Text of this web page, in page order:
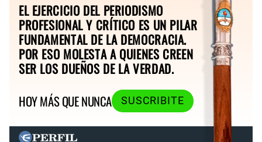
EL EJERCICIO DEL PERIODISMO
PROFESIONAL Y CRÍTICO ES UN PILAR
FUNDAMENTAL DE LA DEMOCRACIA.
POR ESO MOLESTA A QUIENES CREEN
SER LOS DUEÑOS DE LA VERDAD.
HOY MÁS QUE NUNCA
SUSCRIBITE